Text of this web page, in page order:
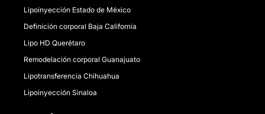
Lipoinyección Estado de México
Definición corporal Baja California
Lipo HD Querétaro
Remodelación corporal Guanajuato
Lipotransferencia Chihuahua
Lipoinyección Sinaloa